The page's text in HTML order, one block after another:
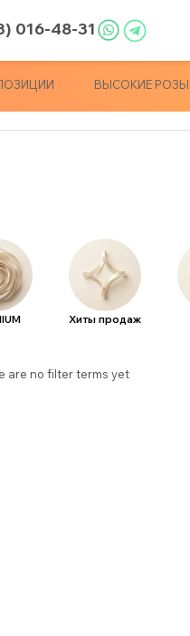
016-48-31
ВЫСОКИЕ РОЗЫ
Хиты продаж
are no filter terms yet